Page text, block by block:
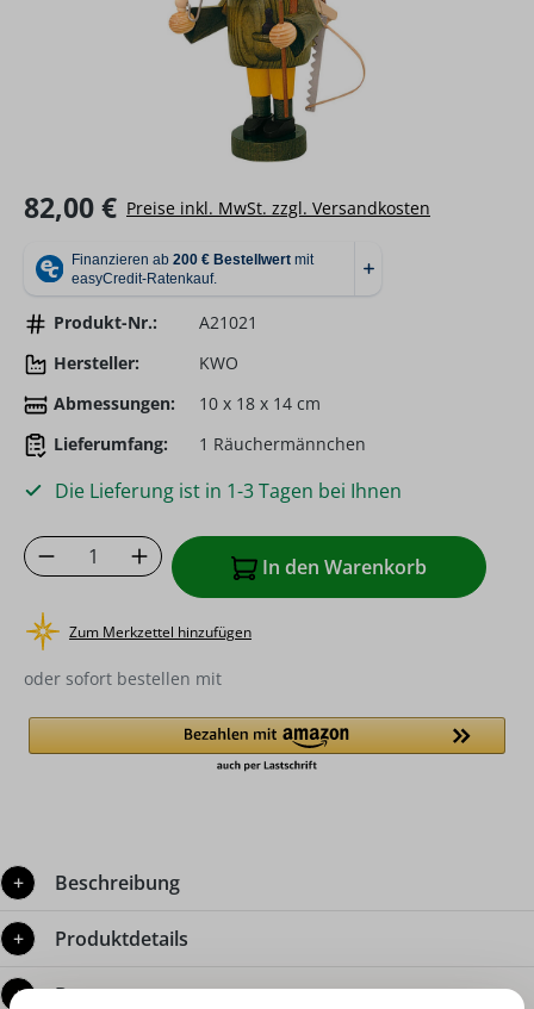
Regulärer Preis:
82,00 € Preise inkl. MwSt. zzgl. Versandkosten
Produkt-Nr.:
A21021
Hersteller:
KWO
Abmessungen:
10 x 18 x 14 cm
Lieferumfang:
1 Räuchermännchen
Die Lieferung ist in 1-3 Tagen bei Ihnen
Produkt Anzahl: Gib den gewünschten
In den Warenkorb
Zum Merkzettel hinzufügen
oder sofort bestellen mit
Beschreibung
Produktdetails
Bewertungen